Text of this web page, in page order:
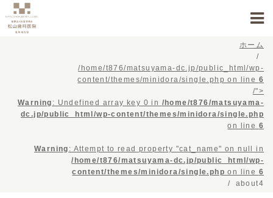
ホーム
/home/t876/matsuyama-dc.jp/public_html/wp-
content/themes/minidora/single.php on line 6
/">
Warning : Undefined array key 0 in /home/t876/matsuyama-
dc.jp/public_html/wp-content/themes/minidora/single.php
on line 6
Warning : Attempt to read property "cat_name" on null in
/home/t876/matsuyama-dc.jp/public_html/wp-
content/themes/minidora/single.php on line 6
about4